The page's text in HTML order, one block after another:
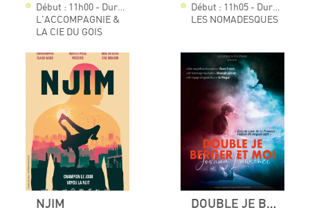
Début : 11h00 - Durée : 01h10
L'ACCOMPAGNIE &
LA CIE DU GOIS
Début : 11h05 - Durée : 01h00
LES NOMADESQUES
NJIM DOUBLE JE BERGER ET MOI